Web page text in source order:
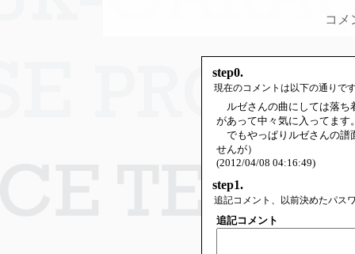
コメ
step0.
現在のコメントは以下の通りで
ルゼさんの曲にしては落ち
があって中々気に入ってます
でもやっぱりルゼさんの譜
せんが）
(2012/04/08 04:16:49)
step1.
追記コメント、以前決めたパス
追記コメント